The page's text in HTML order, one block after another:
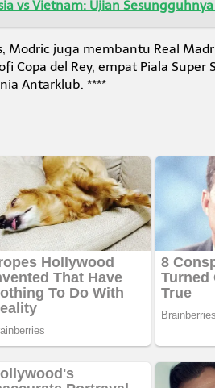
vs Vietnam: Ujian
Modric juga membantu Real
Copa del Rey, empat Piala Super
Antarklub. ****